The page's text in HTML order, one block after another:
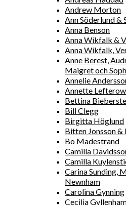
Andrew Morton
Ann Söderlund &
Anna Benson
Anna Wikfalk &
Anna Wikfalk,
Anne Berest,
Maigret och
Annelie
Annette Lefterow
Bettina
Bill Clegg
Birgitta Höglund
Bitten Jonsson
Bo Madestrand
Camilla
Camilla
Carina Sunding,
Newnham
Carolina Gynning
Cecilia